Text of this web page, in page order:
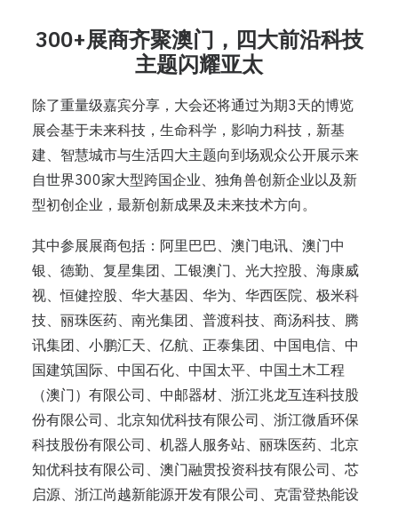
300+展商齐聚澳门，四大前沿科技
主题闪耀亚太
除了重量级嘉宾分享，大会还将通过为期3天的博览
展会基于未来科技，生命科学，影响力科技，新基
建、智慧城市与生活四大主题向到场观众公开展示来
自世界300家大型跨国企业、独角兽创新企业以及新
型初创企业，最新创新成果及未来技术方向。
其中参展展商包括：阿里巴巴、澳门电讯、澳门中
银、德勤、复星集团、工银澳门、光大控股、海康威
视、恒健控股、华大基因、华为、华西医院、极米科
技、丽珠医药、南光集团、普渡科技、商汤科技、腾
讯集团、小鹏汇天、亿航、正泰集团、中国电信、中
国建筑国际、中国石化、中国太平、中国土木工程
（澳门）有限公司、中邮器材、浙江兆龙互连科技股
份有限公司、北京知优科技有限公司、浙江微盾环保
科技股份有限公司、机器人服务站、丽珠医药、北京
知优科技有限公司、澳门融贯投资科技有限公司、芯
启源、浙江尚越新能源开发有限公司、克雷登热能设